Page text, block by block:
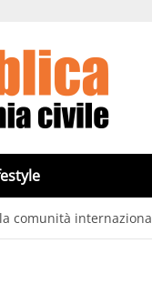
comunità